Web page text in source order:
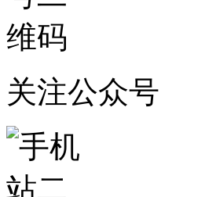
关注公众号